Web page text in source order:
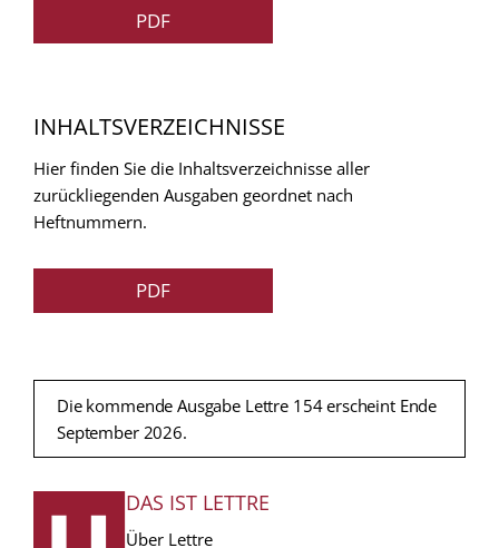
PDF
INHALTSVERZEICHNISSE
Hier finden Sie die Inhaltsverzeichnisse aller
zurückliegenden Ausgaben geordnet nach
Heftnummern.
PDF
Die kommende Ausgabe Lettre 154 erscheint Ende
September 2026.
FUSSZEILE
DAS IST LETTRE
Über Lettre